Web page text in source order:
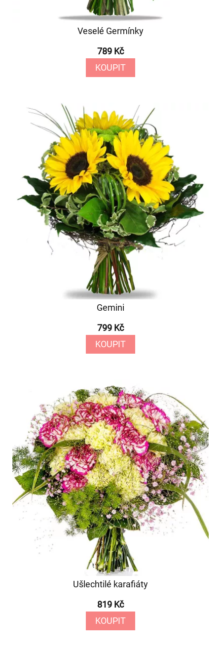
Veselé Germínky
789 Kč
KOUPIT
Gemini
799 Kč
KOUPIT
Ušlechtilé karafiáty
819 Kč
KOUPIT